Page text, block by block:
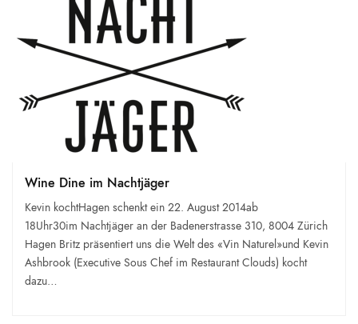
Wine Dine im Nachtjäger
Kevin kochtHagen schenkt ein 22. August 2014ab
18Uhr30im Nachtjäger an der Badenerstrasse 310, 8004 Zürich
Hagen Britz präsentiert uns die Welt des «Vin Naturel»und Kevin
Ashbrook (Executive Sous Chef im Restaurant Clouds) kocht
dazu…